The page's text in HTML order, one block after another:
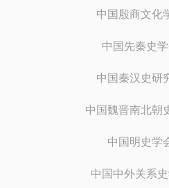
中国殷商文化
中国先秦史
中国秦汉史研
中国魏晋南北朝
中国明史学
中国中外关系